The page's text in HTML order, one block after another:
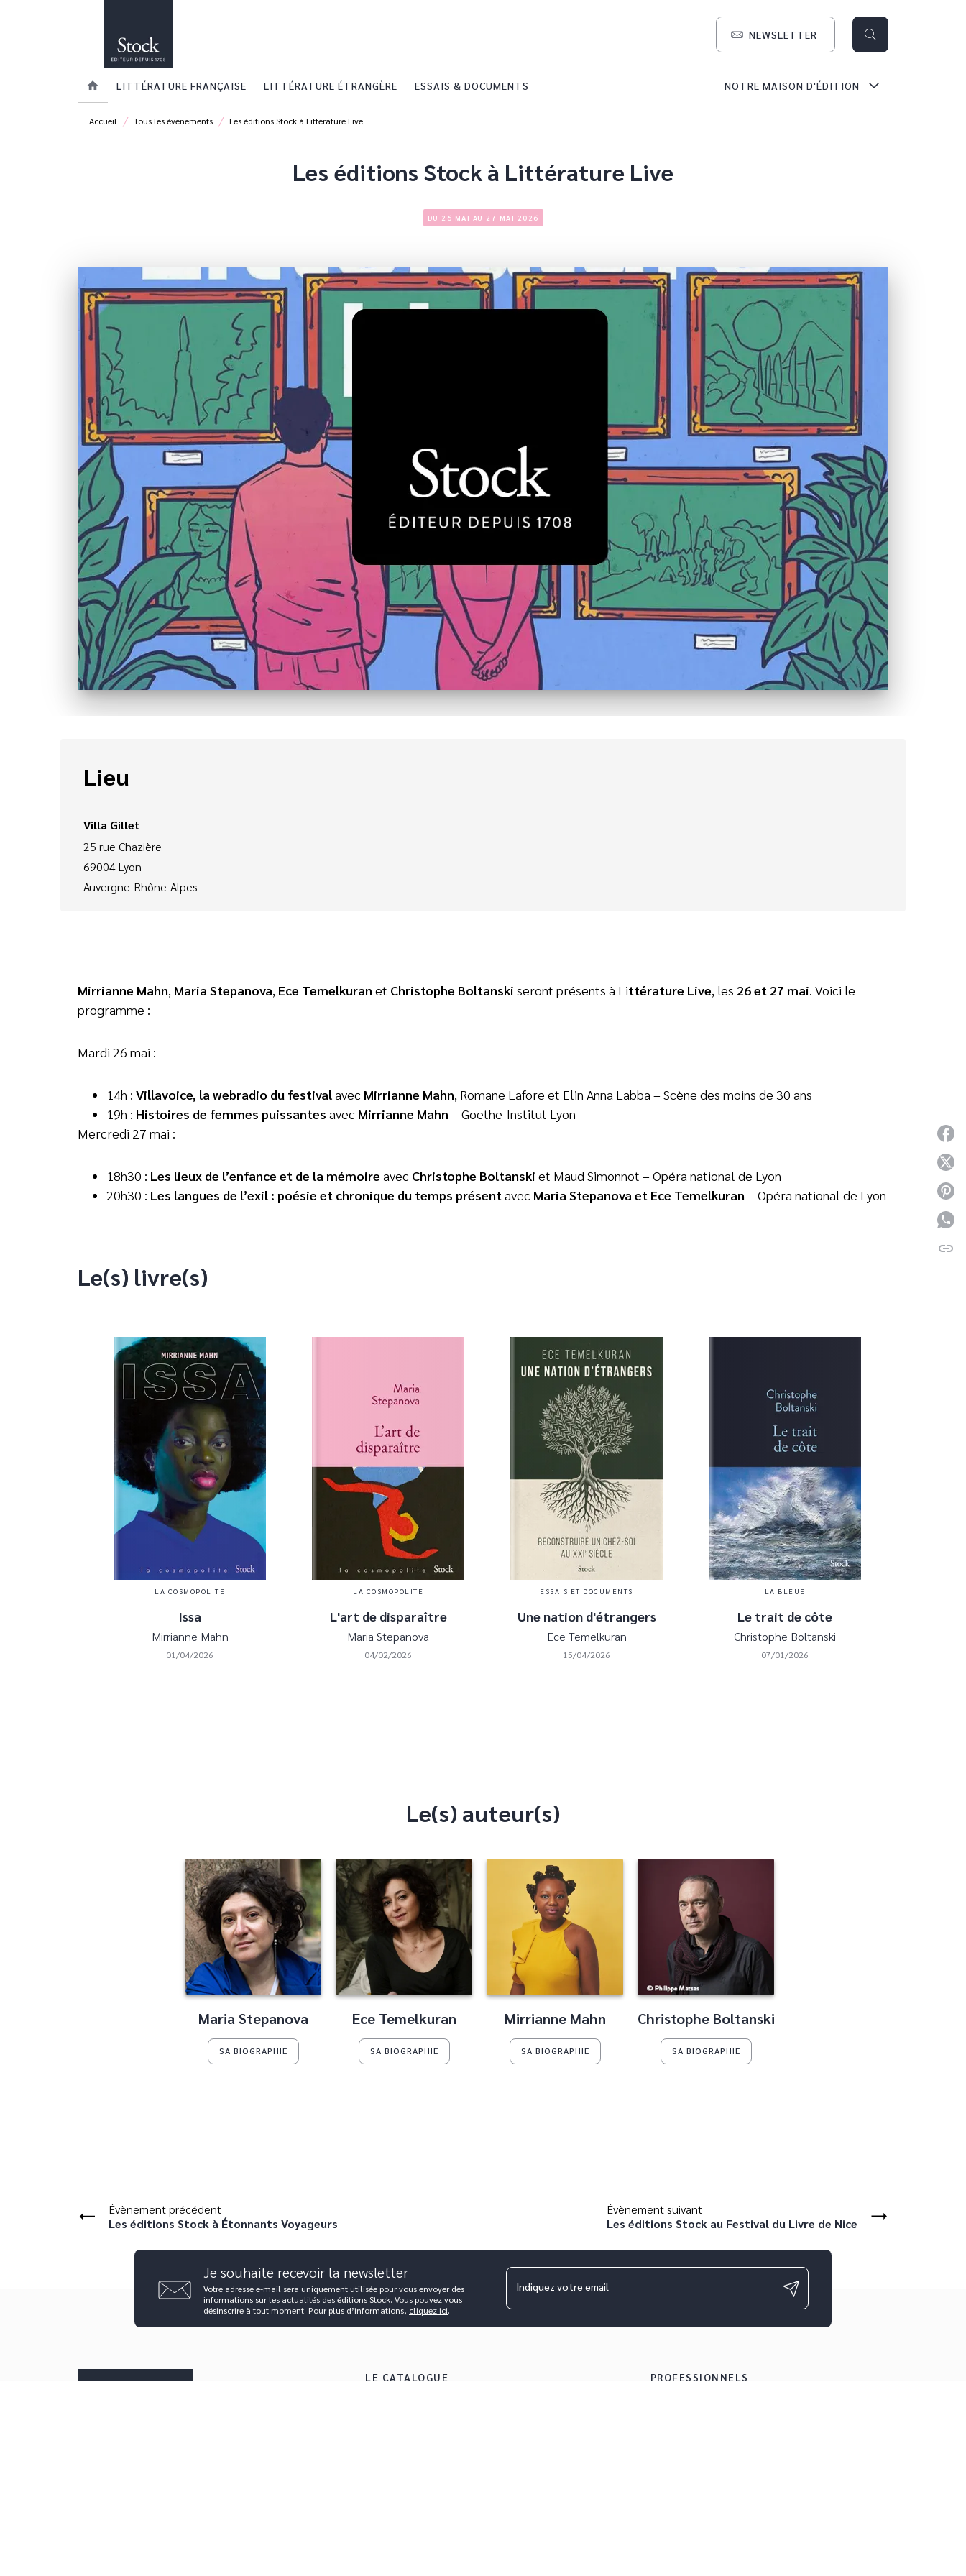
NEWSLETTER
home LITTÉRATURE FRANÇAISE LITTÉRATURE ÉTRANGÈRE ESSAIS & DOCUMENTS NOTRE MAISON D'ÉDITION
Accueil / Tous les événements / Les éditions Stock à Littérature Live
Les éditions Stock à Littérature Live
DU 26 MAI AU 27 MAI 2026
Lieu
Villa Gillet
25 rue Chazière
69004Lyon
Auvergne-Rhône-Alpes
Mirrianne Mahn, Maria Stepanova, Ece Temelkuran et Christophe Boltanski seront présents à Littérature Live, les 26 et 27 mai. Voici le
programme :
Mardi 26 mai :
14h : Villavoice, la webradio du festivalavec Mirrianne Mahn, Romane Lafore et Elin Anna Labba – Scène des moins de 30 ans
19h : Histoires de femmes puissantes avec Mirrianne Mahn – Goethe-Institut Lyon
Mercredi 27 mai :
18h30 : Les lieux de l’enfance et de la mémoire avec Christophe Boltanski et Maud Simonnot – Opéra national de Lyon
20h30 : Les langues de l’exil : poésie et chronique du temps présentavec Maria Stepanova et Ece Temelkuran – Opéra national de Lyon
Le(s) livre(s)
LA COSMOPOLITE
Issa
Mirrianne Mahn
01/04/2026
LA COSMOPOLITE
L'art de disparaître
Maria Stepanova
04/02/2026
ESSAIS ET DOCUMENTS
Une nation d'étrangers
Ece Temelkuran
15/04/2026
LA BLEUE
Le trait de côte
Christophe Boltanski
07/01/2026
Le(s) auteur(s)
Maria Stepanova
SA BIOGRAPHIE
Ece Temelkuran
SA BIOGRAPHIE
Mirrianne Mahn
SA BIOGRAPHIE
Christophe Boltanski
SA BIOGRAPHIE
link
Évènement précédent
Les éditions Stock à Étonnants Voyageurs
Évènement suivant
Les éditions Stock au Festival du Livre de Nice
Je souhaite recevoir la newsletter
Votre adresse e-mail sera uniquement utilisée pour vous envoyer des
informations sur les actualités des éditions Stock. Vous pouvez vous
désinscrire à tout moment. Pour plus d’informations, cliquez ici.
Indiquez votre email
LE CATALOGUE PROFESSIONNELS